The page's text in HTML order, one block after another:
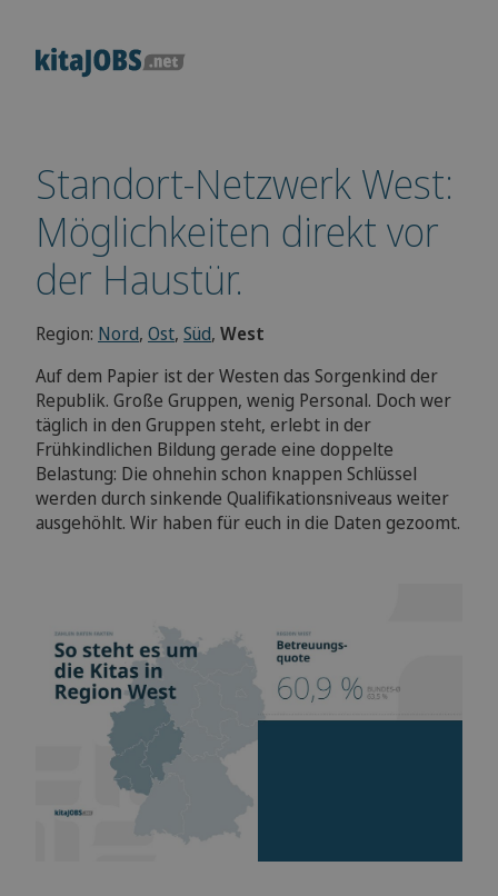
Standort-Netzwerk West:
Möglichkeiten direkt vor
der Haustür.
Region: Nord, Ost, Süd, West
Auf dem Papier ist der Westen das Sorgenkind der
Republik. Große Gruppen, wenig Personal. Doch wer
täglich in den Gruppen steht, erlebt in der
Frühkindlichen Bildung gerade eine doppelte
Belastung: Die ohnehin schon knappen Schlüssel
werden durch sinkende Qualifikationsniveaus weiter
ausgehöhlt. Wir haben für euch in die Daten gezoomt.